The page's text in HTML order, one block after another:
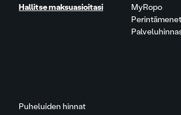
Puheluiden hinnat
Hallitse maksuasioitasi
MyRopo